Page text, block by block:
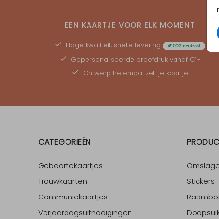
EEN KAARTJE VOOR ELK MOMENT
Hoge kwaliteit, snelle levering
Gepersonaliseerde proefdrukvanaf €1,-
Ontwerp helemaal zelf je kaartje
CATEGORIEËN
Geboortekaartjes
Trouwkaarten
Communiekaartjes
Verjaardagsuitnodigingen
Stickers